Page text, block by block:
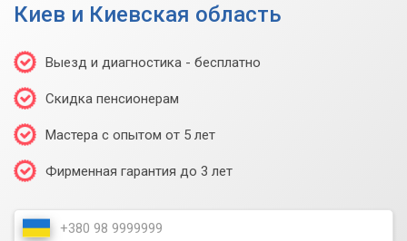
Киев и Киевская область
Выезд и диагностика - бесплатно
Скидка пенсионерам
Мастера с опытом от 5 лет
Фирменная гарантия до 3 лет